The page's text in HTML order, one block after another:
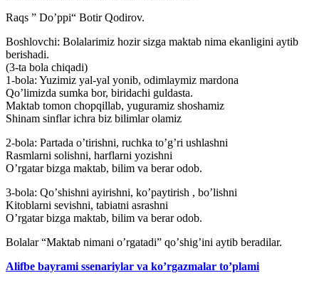
Raqs ” Doʼppi“ Botir Qodirov.
Boshlovchi: Bolalarimiz hozir sizga maktab nima ekanligini aytib
berishadi.
(3-ta bola chiqadi)
1-bola: Yuzimiz yal-yal yonib, odimlaymiz mardona
Qoʼlimizda sumka bor, biridachi guldasta.
Maktab tomon chopqillab, yuguramiz shoshamiz
Shinam sinflar ichra biz bilimlar olamiz
2-bola: Partada oʼtirishni, ruchka toʼgʼri ushlashni
Rasmlarni solishni, harflarni yozishni
Oʼrgatar bizga maktab, bilim va berar odob.
3-bola: Qoʼshishni ayirishni, koʼpaytirish , boʼlishni
Kitoblarni sevishni, tabiatni asrashni
Oʼrgatar bizga maktab, bilim va berar odob.
Bolalar “Maktab nimani oʼrgatadi” qoʼshigʼini aytib beradilar.
Alifbe bayrami ssenariylar va ko’rgazmalar to’plami